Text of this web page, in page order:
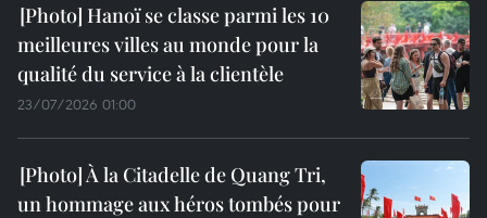
Hanoï se classe parmi les 10
meilleures villes au monde pour la
qualité du service à la clientèle
23/07/2026 01:00
À la Citadelle de Quang Tri,
un hommage aux héros tombés pour